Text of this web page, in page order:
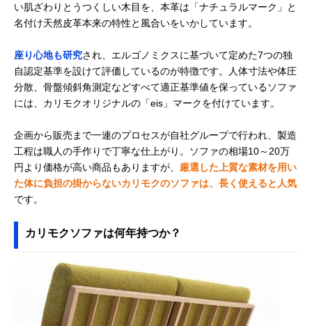
い肌ざわりとうつくしい木目を、本革は「ナチュラルマーク」と
名付け天然皮革本来の特性と風合いをいかしています。
座り心地も研究され、エルゴノミクスに基づいて定めた7つの独
自認定基準を設けて評価しているのが特徴です。人体寸法や体圧
分散、骨盤傾斜角測定などすべて適正基準値を保っているソファ
には、カリモクオリジナルの「eis」マークを付けています。
企画から販売まで一連のプロセスが自社グループで行われ、製造
工程は職人の手作りで丁寧な仕上がり。ソファの相場10～20万
円より価格が高い商品もありますが、 厳選した上質な素材を用い
た体に負担の掛からないカリモクのソファは、長く使えると人気
です。
カリモクソファは何年持つか？